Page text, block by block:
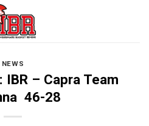
NEWS
IBR – Capra Team
46-28